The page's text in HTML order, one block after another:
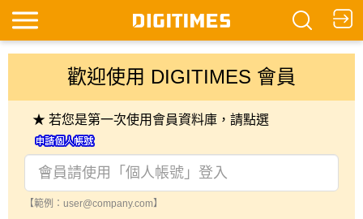
歡迎使用 DIGITIMES 會員
★ 若您是第一次使用會員資料庫，請點選
【範例：user@company.com】